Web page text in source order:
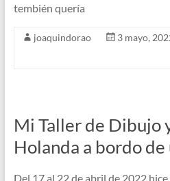
tembién quería
joaquindorao 3 mayo,
Mi Taller de Dibujo
Holanda a bordo
Del 17 al 22 de abril de 2022